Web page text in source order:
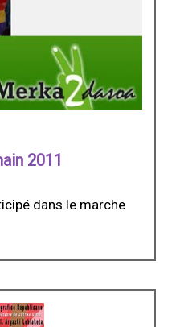
2011
dans le marche